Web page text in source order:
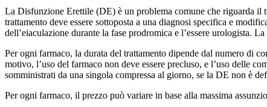
La Disfunzione Erettile (DE) è un problema comune che riguarda il
trattamento deve essere sottoposta a una diagnosi specifica e
dell’eiaculazione durante la fase prodromica e l’essere urologista.
Per ogni farmaco, la durata del trattamento dipende dal numero di
motivo, l’uso del farmaco non deve essere precluso, e l’uso delle
somministrati da una singola compressa al giorno, se la DE non è
Per ogni farmaco, il prezzo può variare in base alla massima